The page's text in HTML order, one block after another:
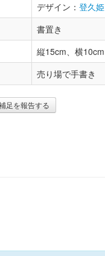
デザイン： 登久姫
書置き
縦15cm、横10cm
売り場で手書き
足を報告する